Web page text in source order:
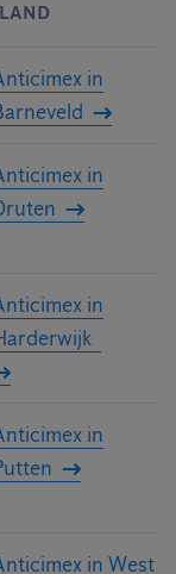
in
in
in
in
in West